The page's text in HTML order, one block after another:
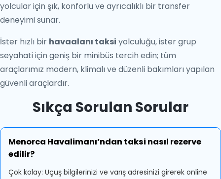
yolcular için şık, konforlu ve ayrıcalıklı bir transfer
deneyimi sunar.
İster hızlı bir havaalanı taksi yolculuğu, ister grup
seyahati için geniş bir minibüs tercih edin; tüm
araçlarımız modern, klimalı ve düzenli bakımları yapılan
güvenli araçlardır.
Sıkça Sorulan Sorular
Menorca Havalimanı’ndan taksi nasıl rezerve
edilir?
Çok kolay: Uçuş bilgilerinizi ve varış adresinizi girerek online